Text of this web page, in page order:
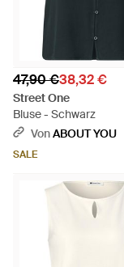
47,90 €38,32 €
Street One
Bluse - Schwarz
VonABOUT YOU
SALE